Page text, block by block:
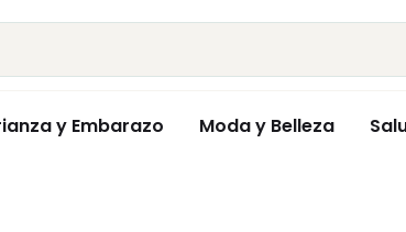
y Embarazo Moda y Belleza